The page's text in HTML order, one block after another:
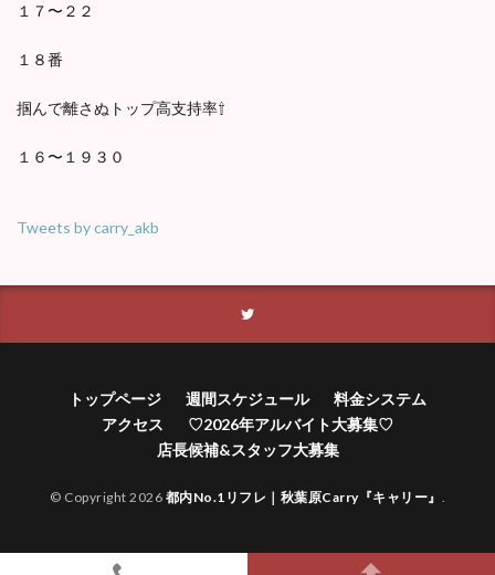
１７〜２２
１８番
掴んで離さぬトップ高支持率⇧
１６〜１９３０
Tweets by carry_akb
トップページ 週間スケジュール
料金システム
アクセス
♡2026年アルバイト大募集♡
店長候補&スタッフ大募集
© Copyright 2026 都内No.1リフレ｜秋葉原Carry『キャリー』 .